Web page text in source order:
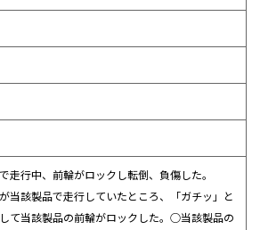
走行中、前輪がロックし転倒、負傷した。
当該製品で走行していたところ、「ガチッ」と
て当該製品の前輪がロックした。○当該製品の